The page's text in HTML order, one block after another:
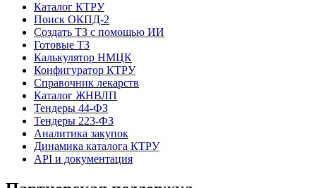
Каталог КТРУ
Поиск ОКПД-2
Создать ТЗ с помощью ИИ
Готовые ТЗ
Калькулятор НМЦК
Конфигуратор КТРУ
Справочник лекарств
Каталог ЖНВЛП
Тендеры 44-ФЗ
Тендеры 223-ФЗ
Аналитика закупок
Динамика каталога КТРУ
API и документация